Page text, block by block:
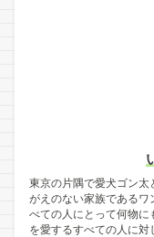
東京の片隅で愛犬ゴン太
がえのない家族であるワ
べての人にとって何物に
を愛するすべての人に